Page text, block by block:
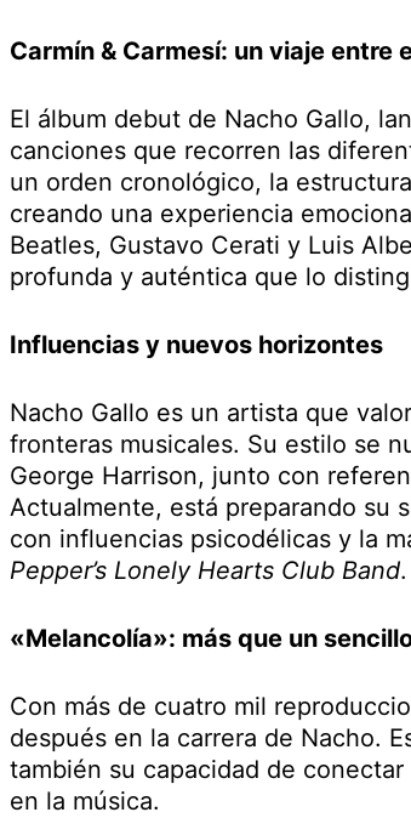
Carmín & Carmesí: un viaje entre
El álbum debut de Nacho Gallo,
canciones que recorren las
un orden cronológico, la
creando una experiencia
Beatles, Gustavo Cerati y Luis
profunda y auténtica que lo
Influencias y nuevos horizontes
Nacho Gallo es un artista que
fronteras musicales. Su estilo se
George Harrison, junto con
Actualmente, está preparando su
con influencias psicodélicas y la
Pepper’s Lonely Hearts Club Band.
«Melancolía»: más que un
Con más de cuatro mil
después en la carrera de Nacho.
también su capacidad de
en la música.